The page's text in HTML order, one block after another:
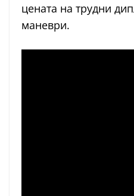
цената на трудни
маневри.